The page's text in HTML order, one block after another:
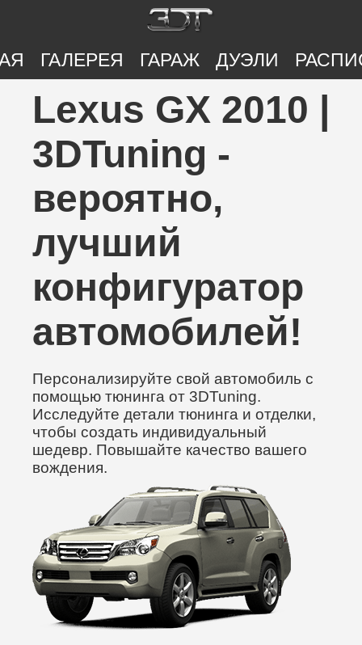
ГАЛЕРЕЯ ГАРАЖ ДУЭЛИ
Lexus GX 2010 |
3DTuning -
вероятно,
лучший
конфигуратор
автомобилей!
Персонализируйте свой автомобиль с
помощью тюнинга от 3DTuning.
Исследуйте детали тюнинга и отделки,
чтобы создать индивидуальный
шедевр. Повышайте качество вашего
вождения.